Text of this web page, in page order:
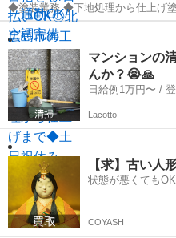
◆塗装業務 ◆下地処理から仕上げ
ラックの荷台部分の塗装作業を担
専門的な技術は作業を通じて習得
で、安心して働けます。 ◆紹...
北海道 北広島市
マンションの
んか？😭🙏
日
Lacotto
【求】古い人
状態が悪くても
COYASH